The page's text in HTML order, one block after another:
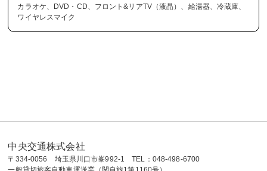
カラオケ、DVD・CD、フロント&リアTV（液晶）、給湯器、冷蔵庫、
ワイヤレスマイク
中央交通株式会社
〒334-0056 埼玉県川口市峯992-1 TEL：048-498-6700